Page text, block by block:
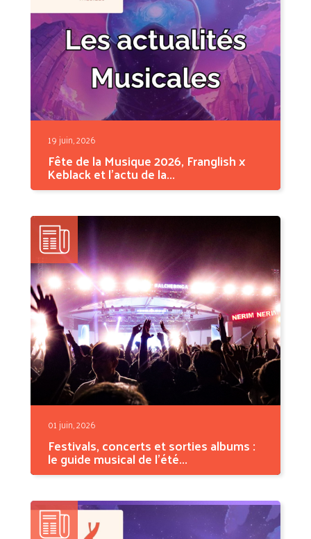
19 juin, 2026
Fête de la Musique 2026, Franglish x
Keblack et l'actu de la...
Cette semaine, l'actu musicale se teinte de
01 juin, 2026
Festivals, concerts et sorties albums :
le guide musical de l'été...
L'été 2026 s'annonce comme l'une des